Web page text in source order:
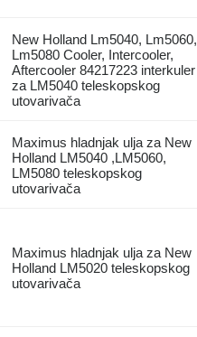
New Holland Lm5040, Lm5060,
Lm5080 Cooler, Intercooler,
Aftercooler 84217223 interkuler
za LM5040 teleskopskog
utovarivačа
Maximus hladnjak ulja za New
Holland LM5040 ,LM5060,
LM5080 teleskopskog
utovarivačа
Maximus hladnjak ulja za New
Holland LM5020 teleskopskog
utovarivačа